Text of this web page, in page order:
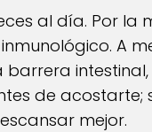
al día. Por la
A
de
mejor.